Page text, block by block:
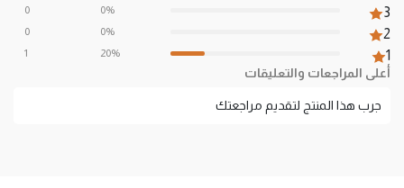
3
2
1
0%
0%
20%
0
0
1
أعلى المراجعات والتعليقات
جرب هذا المنتج لتقديم مراجعتك